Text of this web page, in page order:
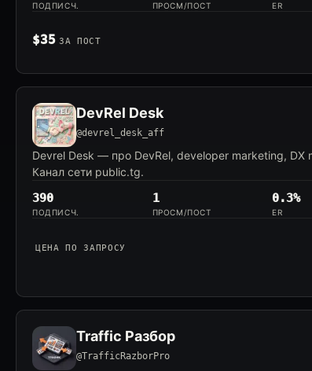
ПОДПИСЧ. ПРОСМ/ПОСТ ER
$35 ЗА ПОСТ
DevRel Desk
@devrel_desk_aff
Devrel Desk — про DevRel, developer marketing, DX
Канал сети public.tg.
390
ПОДПИСЧ.
1
ПРОСМ/ПОСТ
0.3%
ER
ЦЕНА ПО ЗАПРОСУ
Traffic Разбор
@TrafficRazborPro